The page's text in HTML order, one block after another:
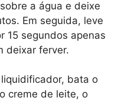
a água e deixe
Em seguida, leve
15 segundos apenas
deixar ferver.
bata o
creme de leite, o